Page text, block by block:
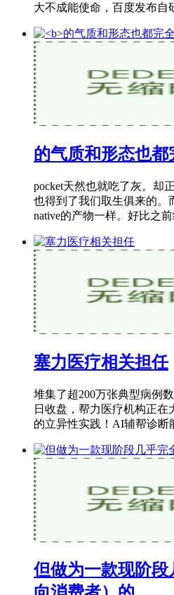
大不成能使命，百度发布自
的气质和形态也都
pocket天然也就吃了灰。却
也得到了我们取生俱来的。
native的产物一样。好比之
塞力医疗相关担任
堆集了超200万张典型病例
日收盘，帮力医疗机构正
的立异性实践！AI辅帮诊断
但做为一款现阶段